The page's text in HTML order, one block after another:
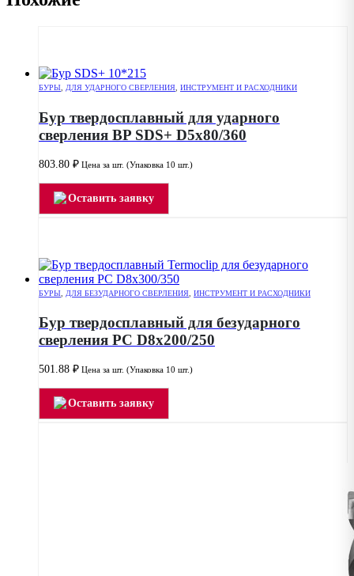
БУРЫ, ДЛЯ УДАРНОГО СВЕРЛЕНИЯ, ИНСТРУМЕНТ И РАСХОДНИКИ
Бур твердосплавный для ударного
сверления BP SDS+ D5x80/360
803.80 ₽ Цена за шт. (Упаковка 10 шт.)
Оставить заявку
БУРЫ ДЛЯ БЕЗУДАРНОГО СВЕРЛЕНИЯ ИНСТРУМЕНТ И РАСХОДНИКИ
Бур твердосплавный для безударного
сверления PC D8x200/250
501.88 ₽ Цена за шт. (Упаковка 10 шт.)
Оставить заявку